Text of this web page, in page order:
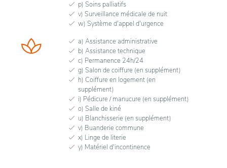
p) Soins palliatifs
v) Surveillance médicale de nuit
w) Système d'appel d'urgence
a) Assistance administrative
b) Assistance technique
c) Permanence 24h/24
g) Salon de coiffure (en supplément)
h) Coiffure en logement (en
supplément)
i) Pédicure / manucure (en supplément)
o) Salle de kiné
u) Blanchisserie (en supplément)
v) Buanderie commune
x) Linge de literie
y) Matériel d'incontinence